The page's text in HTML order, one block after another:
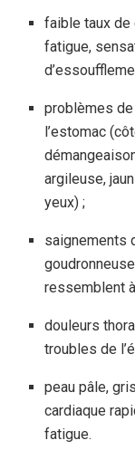
faible taux de
fatigue,
problèmes
l’estomac
argileuse,
yeux) ;
saignements
ressemblent
douleurs
troubles de
peau pâle,
cardiaque
fatigue.